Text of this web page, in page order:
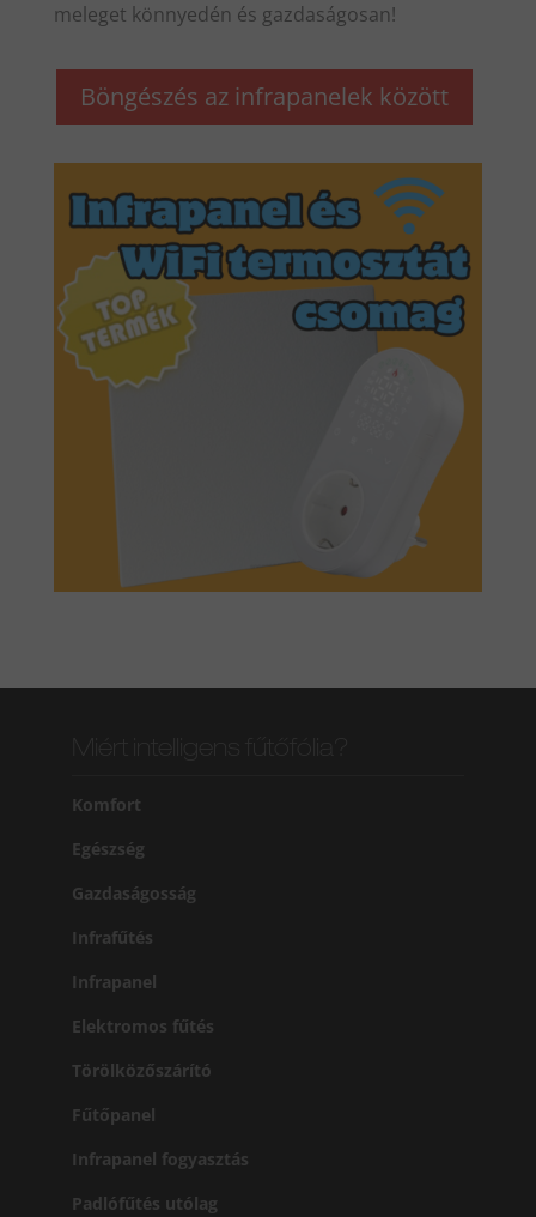
meleget könnyedén és gazdaságosan!
Böngészés az infrapanelek között
Komfort
Egészség
Gazdaságosság
Infrafűtés
Infrapanel
Elektromos fűtés
Törölközőszárító
Fűtőpanel
Infrapanel fogyasztás
Padlófűtés utólag